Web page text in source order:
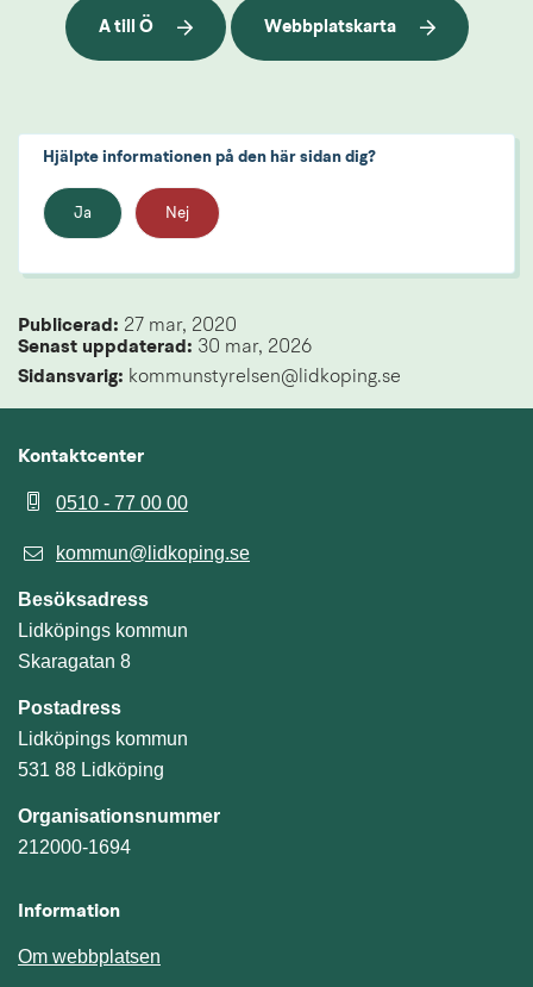
A till Ö Webbplatskarta
Hjälpte informationen på den här sidan dig?
Ja Nej
Publicerad: 27 mar, 2020
Senast uppdaterad: 30 mar, 2026
Sidansvarig: kommunstyrelsen@lidkoping.se
Kontaktcenter
0510 - 77 00 00
kommun@lidkoping.se
Besöksadress
Lidköpings kommun
Skaragatan 8
Postadress
Lidköpings kommun
531 88 Lidköping
Organisationsnummer
212000-1694
Information
Om webbplatsen